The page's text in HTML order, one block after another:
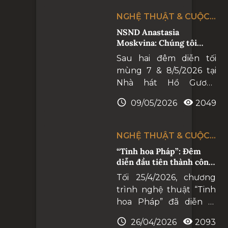
quyện đầy cảm xúc
giữa lòng Hà Nội.
Chương trình không
chỉ tôn vinh vẻ đẹp
văn hoá, nghệ thuật
Belarus mà còn khắc
họa hành trình giao
thoa văn hóa Việt Nam
– Belarus bằng ngôn
nghệ thuật hàn lâm.
NGHỆ THUẬT & CUỘC
SỐNG
NSND Anastasia
Moskvina: Chúng tôi
hạnh phúc khi khán giả
hòa mình trong từng
khoảnh khắc thăng hoa
cùng nghệ sĩ
Sau hai đêm diễn tối
mùng 7 & 8/5/2026 tại
Nhà hát Hồ Gươm,
kiệt tác Opera và Ballet”
sâu lắng và trọn vẹn
trong lòng công chúng
yêu nghệ thuật hàn
lâm .
09/05/2026 2049
NGHỆ THUẬT & CUỘC
SỐNG
“Tinh hoa Pháp”: Đêm
diễn đầu tiên thành công
rực rỡ
Tối 25/4/2026, chương
trình nghệ thuật “Tinh
hoa Pháp” đã diễn ra
26/04/2026 2093